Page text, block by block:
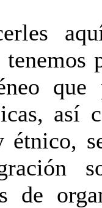
así
étnico,
de